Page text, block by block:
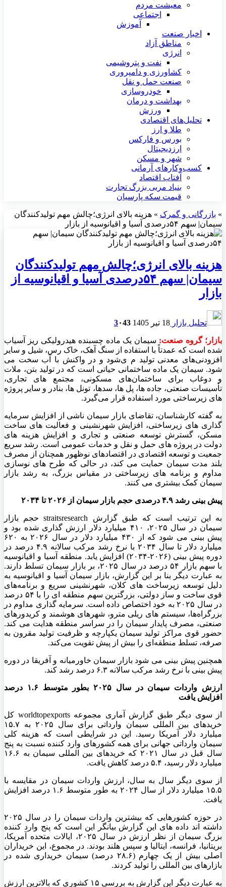
معیشت مردم
اجتماعی
آموزش
اخبار صنعت
مناطق آزاد
انرژی
نفت و پتروشیمی
کشاورزی و دامپروری
صنعت حمل و نقل
خودروسازی
بهداشت و درمان
ورزش
تحلیل‌های اقتصادی
طلا و ارز
بورس و فارکس
ارزدیجیتال
شهر و مسکن
کسب‌وکارهای آرمانی
آفتاب اقتصاد
بنیاد مربی بزرگ تجارت
قیمت سکه پارسیان
» بازرگانی و گمرک » هزینه‌ بالای انرژی؛چالش مهم تولیدکنندگان
سیمان| سهم ۵۴درصدی آسیا و اقیانوسیه از بازار
هزینه‌ بالای انرژی؛چالش مهم تولیدکنندگان
سیمان| سهم ۵۴درصدی آسیا و اقیانوسیه از
بازار
تحلیل بازار 18 تیر 1405 3۰43
بازار؛ گروه صنعت: سیمان یک ماده چسبنده هیدرولیکی ریز آسیاب
شده است که عمدتاً با استفاده از سنگ آهک، خاک رس، شیل و سایر
افزودنی‌های معدنی تولید م ی‌شود و در واکنش با آب سخت می
‌شود. سیمان یک ماده ساختمانی حیاتی است که در تولید بتن، ملات
و دوغاب برای ساختمان‌های مسکونی، مجتمع‌ های تجاری،
تأسیسات صنعتی، جاده ‌ها، پل‌ ها، سدها، تونل‌ ها، بنادر و سایر پروژه‌
های زیرساختی مورد استفاده قرار می‌گیرد.
به گفته کارشناسان، تقاضای بازار سیمان ناشی از افزایش سرمایه‌
گذاری ‌های زیرساختی، افزایش شهرنشینی و فعالیت ‌های ساخت
مسکن، گسترش توسعه صنعتی و تجاری و افزایش هزینه ‌های
دولت در پروژه‌ های حمل و نقل و خدمات عمومی است. رشد سریع
جمعیت و توسعه اقتصادی در اقتصادهای نوظهور همچنان از مصرف
بلند مدت سیمان حمایت می‌ کند، در حالی که طرح ‌های نوسازی
مداوم و برنامه‌ های زیرساختی در مقیاس بزرگ، به رشد بازار
سیمان کمک بیشتری می ‌کنند.
پیش بینی رشد ۴.۹ درصدی حجم بازار سیمان از ۲۰۲۶ تا ۲۰۳۴
به این ترتیب است که طبق گزارش straitsresearch حجم بازار
سیمان در سال ۲۰۲۵، ۴۱۰ میلیارد دلار ارزش‌ گذاری شده بود و
پیش‌ بینی می‌ شود که از ۴۳۰ میلیارد دلار در سال ۲۰۲۶ به ۶۲۰
میلیارد دلار تا سال ۲۰۳۴ با نرخ رشد مرکب سالانه ۴.۹ درصد در
دوره پیش ‌بینی (۲۰۲۶-۲۰۳۴) افزایش یابد. منطقه آسیا و اقیانوسیه
با سهم بازار ۵۴ درصد در سال ۲۰۲۵، بر بازار سیمان تسلط دارند.
به عبارت دیگر بنا بر این گزارش، بازار سیمان آسیا و اقیانوسیه به
دلیل توسعه زیرساخت ‌های کلان، شهرنشینی سریع و برنامه‌های
قوی ساخت و ساز دولتی، بزرگترین سهم منطقه ‌ای را با ۵۴ درصد
در سال ۲۰۲۵ به خود اختصاص داده است. سرمایه‌ گذاری مداوم در
بزرگراه‌ها، سیستم ‌های ریلی مترو، شهرهای هوشمند و کریدورهای
صنعتی، مصرف پایدار سیمان را در سراسر منطقه هدایت می‌ کند.
حضور قوی مراکز تولید سیمان یکپارچه و ظرفیت تولید مقرون به
صرفه، تسلط منطقه‌ای را بیش از پیش تقویت می‌کند.
همچنین پیش‌ بینی می‌ شود بازار سیمان خاورمیانه و آفریقا در دوره
پیش‌ بینی با نرخ رشد مرکب سالانه ۶.۳ درصد رشد کند.
ارزش واردات سیمان در سال ۲۰۲۵ بطور متوسط ۱.۶ درصد
افزایش یافت
از سوی دیگر طبق گزارش آماری مجموعه worldtopexports کل
خریدهای بین‌ المللی سیمان وارداتی برای سال ۲۰۲۵ به ۱۵.۷
میلیارد دلار آمریکا رسید. این در شرایطی است که هزینه کلی
سیمان وارداتی جهانی برای همه کشورهای وارد کننده نسبت به پنج
سال قبل در سال ۲۰۲۱ که خریدهای بین‌ المللی سیمان به ۱۶.۶
میلیارد دلار رسید، ۵.۴ درصد کاهش یافت.
از سوی دیگر سال به سال، ارزش واردات سیمان در مقایسه با
۱۵.۵ میلیارد دلار از سال ۲۰۲۴ به طور متوسط ۱.۶ درصد افزایش
یافت.
در حوزه کشورهایی که بیشترین واردات سیمان را در سال ۲۰۲۵
داشته اند داده های این گزارش بیانگر این است که پنج وارد کننده
بزرگ سیمان از نظر ارزش در سال ۲۰۲۵، ایالات متحده آمریکا،
بریتانیا، فرانسه، ایتالیا و سپس هلند بودند. در مجموع، این خریداران
اصلی بیش از یک چهارم (۲۸.۶ درصد) سیمان خریداری شده در
بازارهای بین‌ المللی را تولید کردند.
به عبارت دیگر این گزارش به بررسی ۱۵ کشوری که بالاترین ارزش